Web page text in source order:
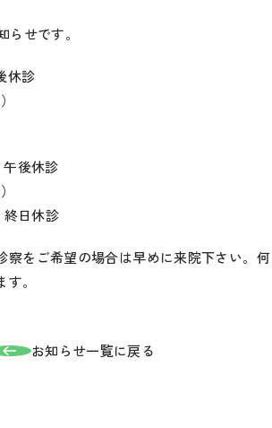
せです。
休診
後休診
休診
察をご希望の場合は早めに来院下さい。何
。
お知らせ一覧に戻る